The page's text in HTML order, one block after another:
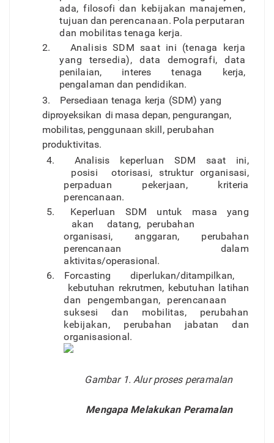
ada, filosofi dan kebijakan manajemen,
tujuan dan perencanaan. Pol a perputaran
dan mobilitas tenaga kerja.
2. Analisis SDM saat ini (tenaga kerja
yang tersedia), data demografi, data
penilaian, interestenaga
kerja,
pengalaman dan pendidikan.
3. Persediaan tenaga kerja (SDM) yang
diproyeksikan di masa depan, pengurangan,
mobilitas, penggunaan skill, perubahan
produktivitas.
4. Analisis keperluan SDM saat ini,
posisi otorisasi, strukturorganisasi,
perpaduan pekerjaan, kriteria
perencanaan.
5. Keperluan SDM untuk masa yang
akan datang, perubahan
organisasi, anggaran, perubahan
perencanaan dalam
aktivitas/operasional.
6. Forcasting diperlukan/ditampilkan,
kebutuhan rekrutmen, kebutuhan latihan
dan pengembangan, perencanaan
suksesi dan mobilitas,
perubahan
kebijakan, perubahan jabatan dan
organisasional.
Gambar 1. Alur proses peramalan
Mengapa Melakukan Peramalan